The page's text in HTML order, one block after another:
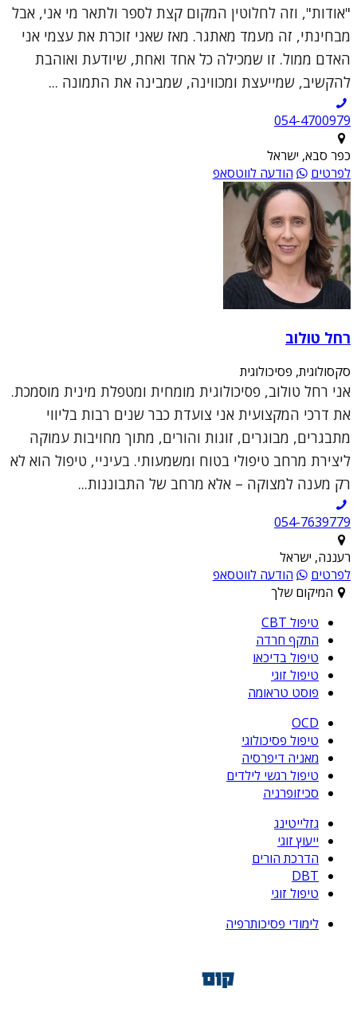
"אודות", וזה לחלוטין המקום קצת לספר ולתאר מי אני, אבל
מבחינתי, זה מעמד מאתגר. מאז שאני זוכרת את עצמי אני
האדם ממול. זו שמכילה כל אחד ואחת, שיודעת ואוהבת
להקשיב, שמייעצת ומכווינה, שמבינה את התמונה ...
054-4700979
כפר סבא, ישראל
לפרטים
הודעה לווטסאפ
רחל טולוב
סקסולוגית, פסיכולוגית
אני רחל טולוב, פסיכולוגית מומחית ומטפלת מינית מוסמכת.
את דרכי המקצועית אני צועדת כבר שנים רבות בליווי
מתבגרים, מבוגרים, זוגות והורים, מתוך מחויבות עמוקה
ליצירת מרחב טיפולי בטוח ומשמעותי. בעיניי, טיפול הוא לא
רק מענה למצוקה – אלא מרחב של התבוננות...
054-7639779
רעננה, ישראל
לפרטים
הודעה לווטסאפ
המיקום שלך
טיפול CBT
התקף חרדה
טיפול בדיכאו
טיפול זוגי
פוסט טראומה
OCD
טיפול פסיכולוגי
מאניה דיפרסיה
טיפול רגשי לילדים
סכיזופרניה
גזלייטינג
ייעוץ זוגי
הדרכת הורים
DBT
טיפול זוגי
לימודי פסיכותרפיה